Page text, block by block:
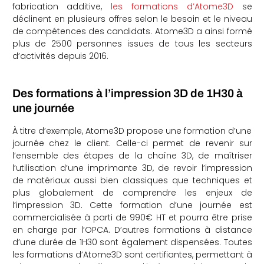
fabrication additive, les formations d’Atome3D se
déclinent en plusieurs offres selon le besoin et le niveau
de compétences des candidats. Atome3D a ainsi formé
plus de 2500 personnes issues de tous les secteurs
d’activités depuis 2016.
Des formations à l’impression 3D de 1H30 à
une journée
À titre d’exemple, Atome3D propose une formation d’une
journée chez le client. Celle-ci permet de revenir sur
l’ensemble des étapes de la chaîne 3D, de maîtriser
l’utilisation d’une imprimante 3D, de revoir l’impression
de matériaux aussi bien classiques que techniques et
plus globalement de comprendre les enjeux de
l’impression 3D. Cette formation d’une journée est
commercialisée à parti de 990€ HT et pourra être prise
en charge par l’OPCA. D’autres formations à distance
d’une durée de 1H30 sont également dispensées. Toutes
les formations d’Atome3D sont certifiantes, permettant à